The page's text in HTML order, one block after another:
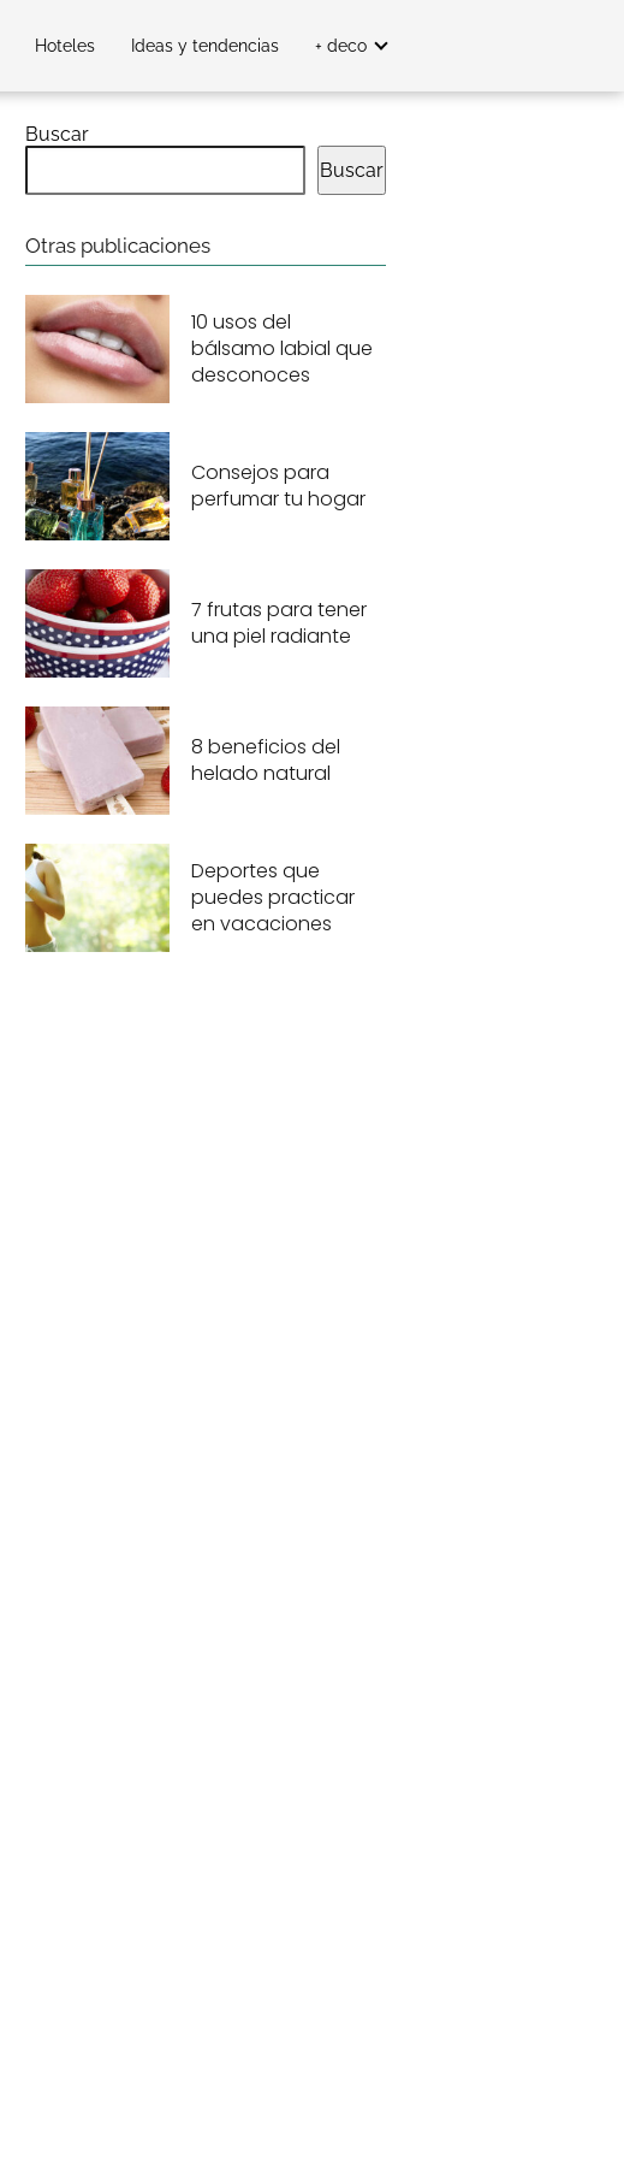
Hoteles Ideas y tendencias + deco
Buscar
Buscar
Otras publicaciones
10 usos del
bálsamo labial que
desconoces
Consejos para
perfumar tu hogar
7 frutas para tener
una piel radiante
8 beneficios del
helado natural
Deportes que
puedes practicar
en vacaciones